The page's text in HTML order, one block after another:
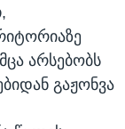
არსებობს
გაჟონვა